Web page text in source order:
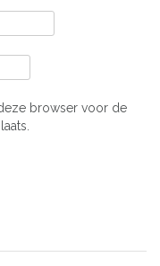
browser voor de